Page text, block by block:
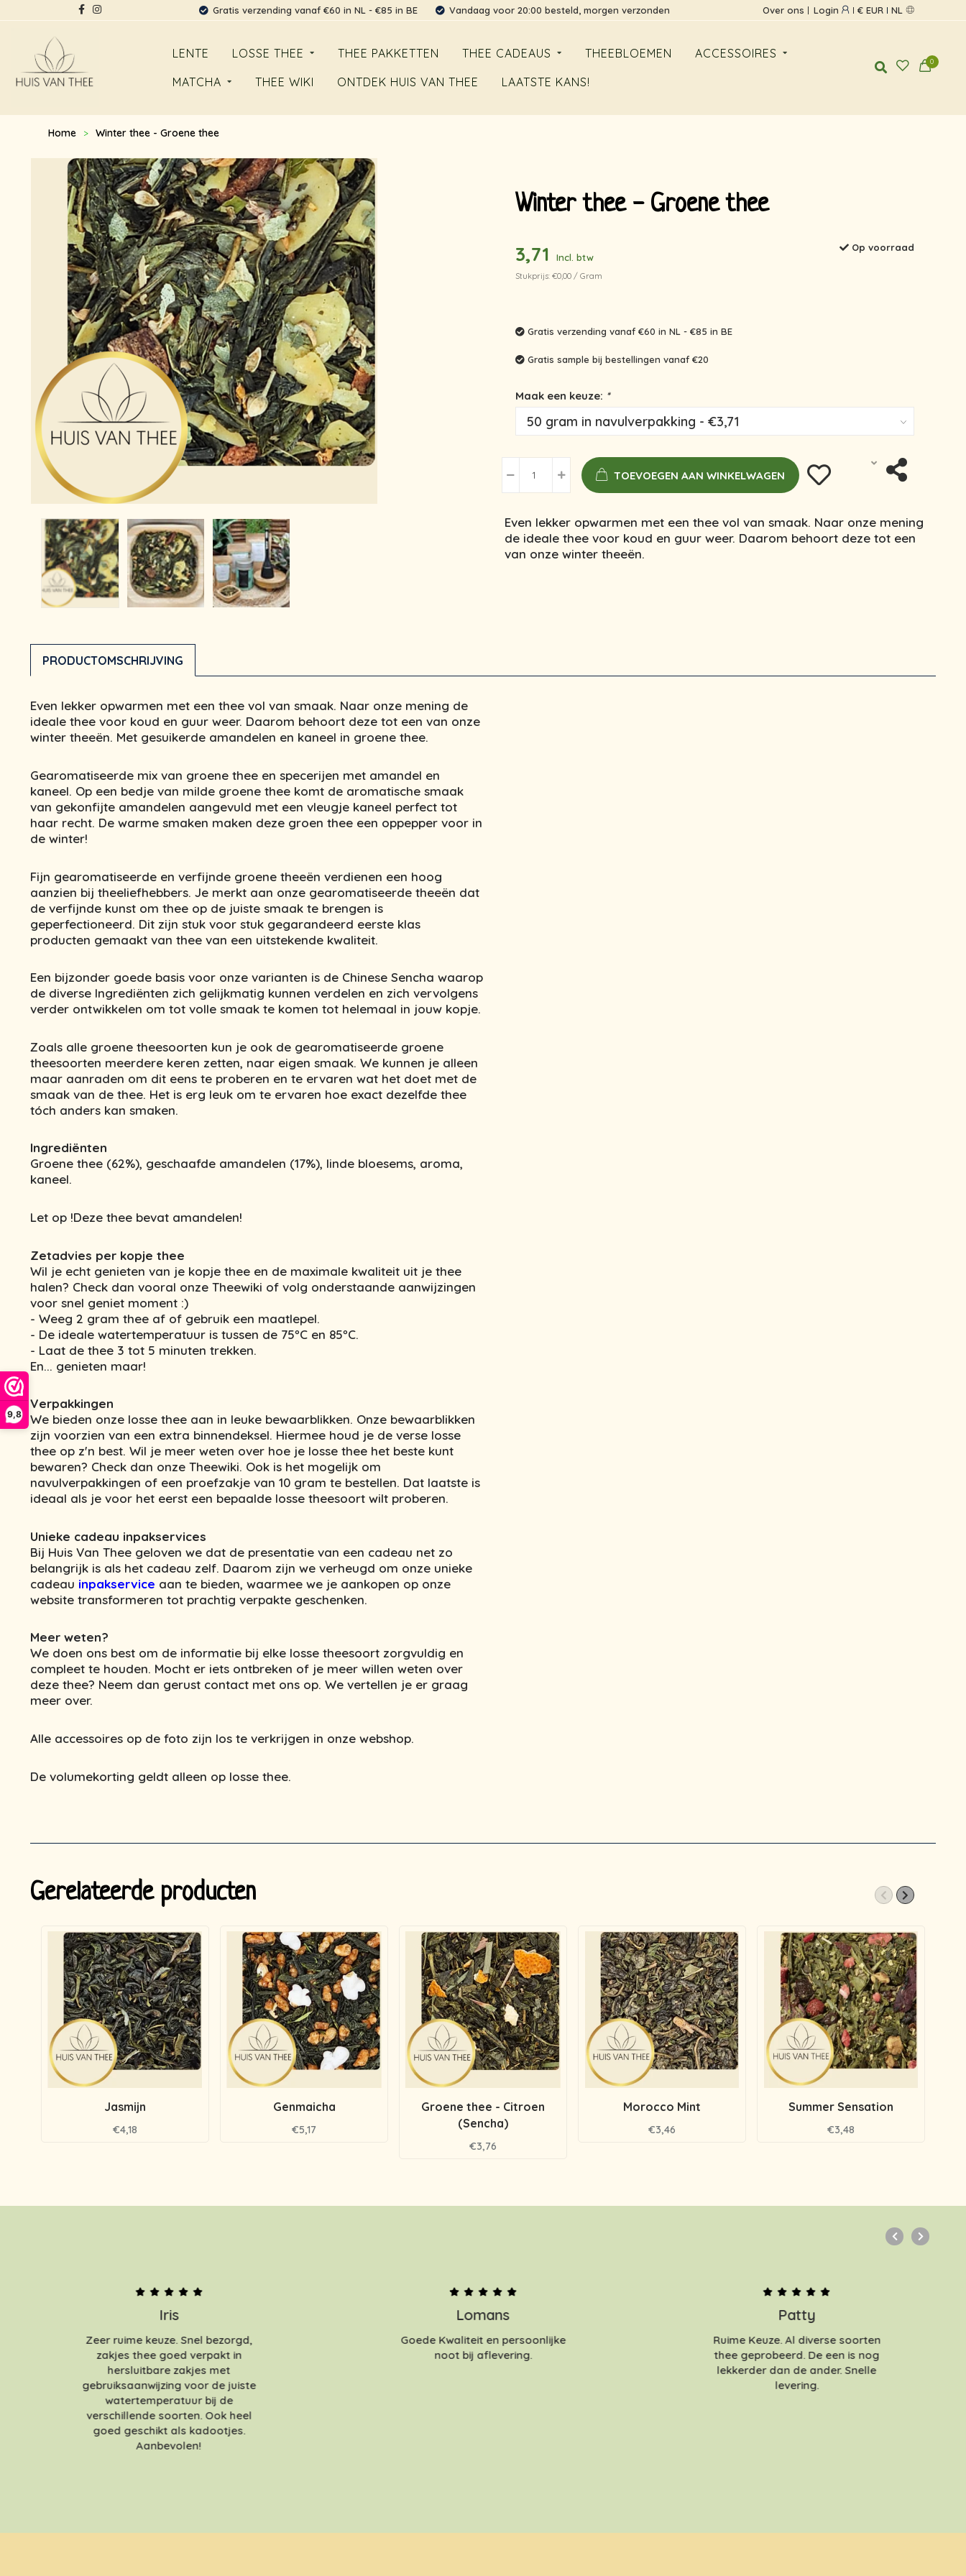
9,8
Gratis verzending vanaf €60 in NL - €85 in BE Vandaag voor 20:00 besteld, morgen verzonden Over ons Login € EUR NL
LENTE LOSSE THEE THEE PAKKETTEN THEE CADEAUS THEEBLOEMEN
ACCESSOIRES
MATCHA
THEE WIKI ONTDEK HUIS VAN THEE LAATSTE KANS!
0
Home > Winter thee - Groene thee
Winter thee - Groene thee
3,71 Incl. btw
Op voorraad
Stukprijs: €0,00 / Gram
Gratis verzending vanaf €60 in NL - €85 in BE
Gratis sample bij bestellingen vanaf €20
Maak een keuze: *
TOEVOEGEN AAN WINKELWAGEN
Even lekker opwarmen met een thee vol van smaak. Naar onze mening
de ideale thee voor koud en guur weer. Daarom behoort deze tot een
van onze winter theeën.
PRODUCTOMSCHRIJVING
Even lekker opwarmen met een thee vol van smaak. Naar onze mening de
ideale thee voor koud en guur weer. Daarom behoort deze tot een van onze
winter theeën. Met gesuikerde amandelen en kaneel in groene thee.
Gearomatiseerde mix van groene thee en specerijen met amandel en
kaneel. Op een bedje van milde groene thee komt de aromatische smaak
van gekonfijte amandelen aangevuld met een vleugje kaneel perfect tot
haar recht. De warme smaken maken deze groen thee een oppepper voor in
de winter!
Fijn gearomatiseerde en verfijnde groene theeën verdienen een hoog
aanzien bij theeliefhebbers. Je merkt aan onze gearomatiseerde theeën dat
de verfijnde kunst om thee op de juiste smaak te brengen is
geperfectioneerd. Dit zijn stuk voor stuk gegarandeerd eerste klas
producten gemaakt van thee van een uitstekende kwaliteit.
Een bijzonder goede basis voor onze varianten is de Chinese Sencha waarop
de diverse Ingrediënten zich gelijkmatig kunnen verdelen en zich vervolgens
verder ontwikkelen om tot volle smaak te komen tot helemaal in jouw kopje.
Zoals alle groene theesoorten kun je ook de gearomatiseerde groene
theesoorten meerdere keren zetten, naar eigen smaak. We kunnen je alleen
maar aanraden om dit eens te proberen en te ervaren wat het doet met de
smaak van de thee. Het is erg leuk om te ervaren hoe exact dezelfde thee
tóch anders kan smaken.
Ingrediënten
Groene thee (62%), geschaafde amandelen (17%), linde bloesems, aroma,
kaneel.
Let op !Deze thee bevat amandelen!
Zetadvies per kopje thee
Wil je echt genieten van je kopje thee en de maximale kwaliteit uit je thee
halen? Check dan vooral onze Theewiki of volg onderstaande aanwijzingen
voor snel geniet moment :)
- Weeg 2 gram thee af of gebruik een maatlepel.
- De ideale watertemperatuur is tussen de 75ºC en 85ºC.
- Laat de thee 3 tot 5 minuten trekken.
En... genieten maar!
Verpakkingen
We bieden onze losse thee aan in leuke bewaarblikken. Onze bewaarblikken
zijn voorzien van een extra binnendeksel. Hiermee houd je de verse losse
thee op z'n best. Wil je meer weten over hoe je losse thee het beste kunt
bewaren? Check dan onze Theewiki. Ook is het mogelijk om
navulverpakkingen of een proefzakje van 10 gram te bestellen. Dat laatste is
ideaal als je voor het eerst een bepaalde losse theesoort wilt proberen.
Unieke cadeau inpakservices
Bij Huis Van Thee geloven we dat de presentatie van een cadeau net zo
belangrijk is als het cadeau zelf. Daarom zijn we verheugd om onze unieke
cadeau inpakservice aan te bieden, waarmee we je aankopen op onze
website transformeren tot prachtig verpakte geschenken.
Meer weten?
We doen ons best om de informatie bij elke losse theesoort zorgvuldig en
compleet te houden. Mocht er iets ontbreken of je meer willen weten over
deze thee? Neem dan gerust contact met ons op. We vertellen je er graag
meer over.
Alle accessoires op de foto zijn los te verkrijgen in onze webshop.
De volumekorting geldt alleen op losse thee.
Gerelateerde producten
Jasmijn
€4,18
Genmaicha
€5,17
Groene thee - Citroen
(Sencha)
€3,76
Morocco Mint
€3,46
Summer Sensation
€3,48
Iris
Zeer ruime keuze. Snel bezorgd,
zakjes thee goed verpakt in
hersluitbare zakjes met
gebruiksaanwijzing voor de juiste
watertemperatuur bij de
verschillende soorten. Ook heel
goed geschikt als kadootjes.
Aanbevolen!
Lomans
Goede Kwaliteit en persoonlijke
noot bij aflevering.
Patty
Ruime Keuze. Al diverse soorten
thee geprobeerd. De een is nog
lekkerder dan de ander. Snelle
levering.